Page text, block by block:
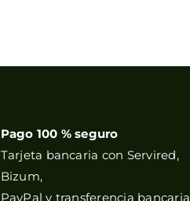
Pago 100 % seguro
Tarjeta bancaria con Servired,
Bizum,
PayPal y transferencia bancaria